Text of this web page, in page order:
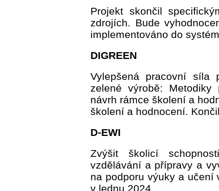
Projekt skončil
zdrojích. Bude
implementováno do
DIGREEN
Vylepšená pracovní síla
zelené výrobě:
návrh rámce školení a
školení a hodnocení.
D-EWI
Zvýšit školicí
vzdělávání a přípravy a
na podporu výuky a učení
v lednu 2024